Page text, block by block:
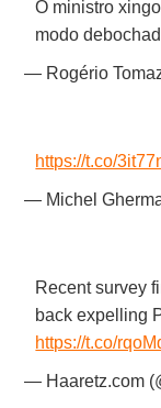
O ministro
modo
— Rogério
https://t.co/
— Michel
Recent survey
back expelling
https://t.co/
— Haaretz.com